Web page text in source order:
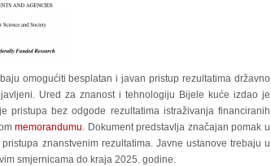
omogućiti besplatan i javan pristup rezultatima državno
Ured za znanost i tehnologiju Bijele kuće izdao je
pristupa bez odgode rezultatima istraživanja financiranih
memorandumu. Dokument predstavlja značajan pomak u
znanstvenim rezultatima. Javne ustanove trebaju u
smjernicama do kraja 2025. godine.